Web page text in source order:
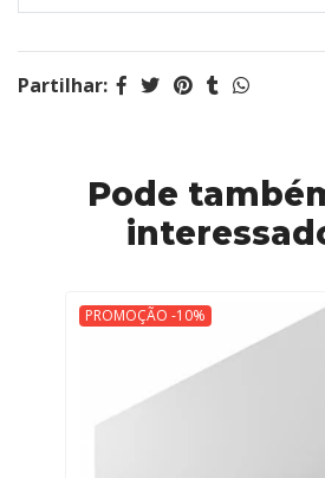
Partilhar:
Pode
PROMOÇÃO -10%